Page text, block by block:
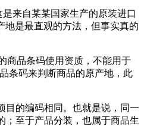
来自某某国家生产的原装进口
地是最直观的方法，但事实真的
商品条码使用资质，不能用于
条码来判断商品的原产地，此
目的编码相同。也就是说，同一
；至于产品分装，也属于商品生